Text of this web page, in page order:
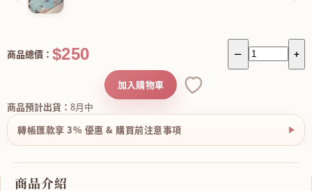
－ +
商品總價： $250
商品預計出貨： 8月中
加入購物車
轉帳匯款享 3% 優惠 & 購買前注意事項
商品介紹